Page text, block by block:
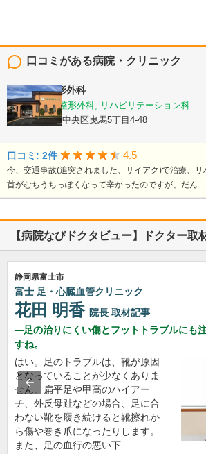
口コミがある病院・クリニック
やまうち整形外科
リウマチ科, 整形外科, リハビリテーション科
静岡県浜松市中央区曳馬5丁目4-48
口コミ: 2件 4.5
今、交通事故(追突されました、サイアク)で治療、
首がむちうちっぽくなって辛かったのですが、だん...
【病院なびドクタビュー】ドクター取
静岡県富士市
富士 足・心臓血管クリニック
花田 明香 院長 取材記事
足の治りにくい傷とフットトラブルにも
すね。
はい。足のトラブルは、靴が原因
となっていることが少なくありま
せん。扁平足や甲高のハイアー
チ、外反母趾などの場合、足に合
わない靴を履き続けると靴擦れか
ら傷や巻き爪になったりします。
また、足の血行の悪い下…